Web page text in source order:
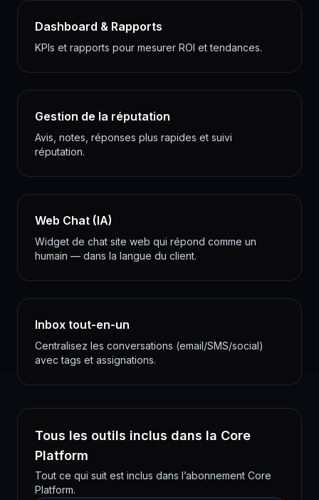
Dashboard & Rapports
KPIs et rapports pour mesurer ROI et tendances.
Gestion de la réputation
Avis, notes, réponses plus rapides et suivi
réputation.
Web Chat (IA)
Widget de chat site web qui répond comme un
humain — dans la langue du client.
Inbox tout-en-un
Centralisez les conversations (email/SMS/social)
avec tags et assignations.
Tous les outils inclus dans la Core
Platform
Tout ce qui suit est inclus dans l’abonnement Core
Platform.